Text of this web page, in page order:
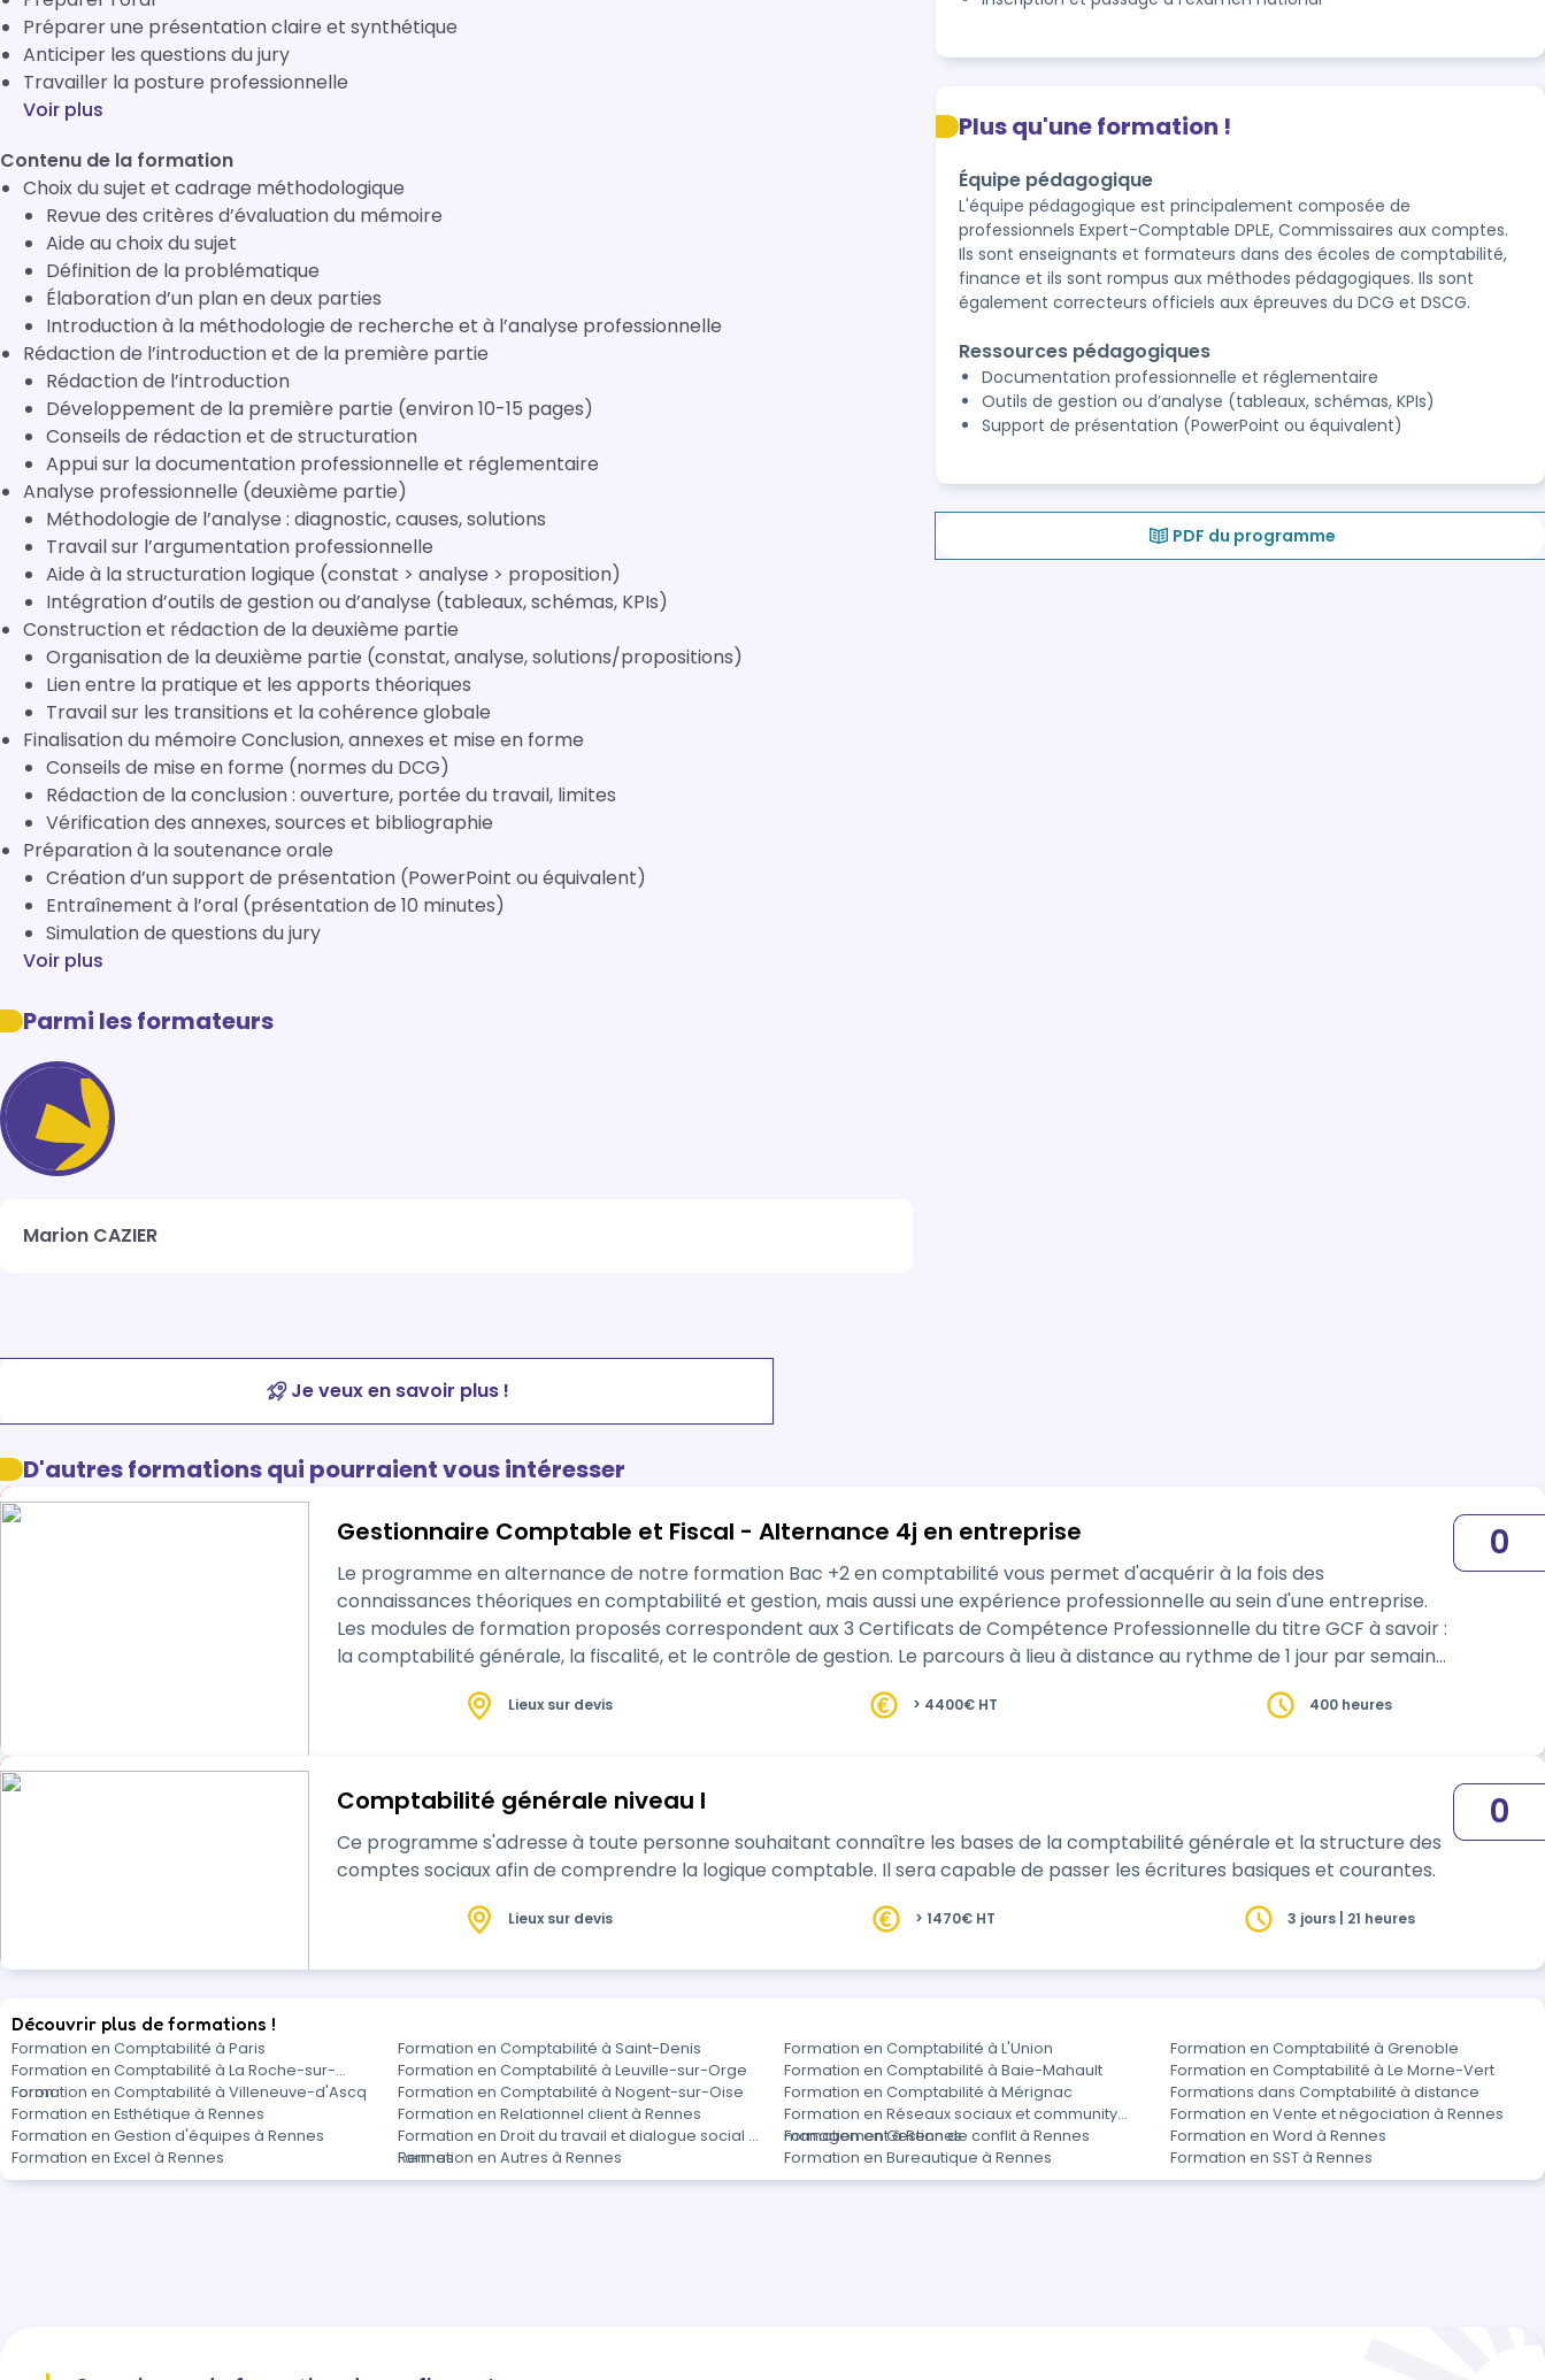
Préparer une présentation claire et synthétique
Anticiper les questions du jury
Travailler la posture professionnelle
Voir plus
Contenu de la formation
Choix du sujet et cadrage méthodologique
Revue des critères d’évaluation du mémoire
Aide au choix du sujet
Définition de la problématique
Élaboration d’un plan en deux parties
Introduction à la méthodologie de recherche et à l’analyse professionnelle
Rédaction de l’introduction et de la première partie
Rédaction de l’introduction
Développement de la première partie (environ 10-15 pages)
Conseils de rédaction et de structuration
Appui sur la documentation professionnelle et réglementaire
Analyse professionnelle (deuxième partie)
Méthodologie de l’analyse : diagnostic, causes, solutions
Travail sur l’argumentation professionnelle
Aide à la structuration logique (constat > analyse > proposition)
Intégration d’outils de gestion ou d’analyse (tableaux, schémas, KPIs)
Construction et rédaction de la deuxième partie
Organisation de la deuxième partie (constat, analyse, solutions/propositions)
Lien entre la pratique et les apports théoriques
Travail sur les transitions et la cohérence globale
Finalisation du mémoire Conclusion, annexes et mise en forme
Conseils de mise en forme (normes du DCG)
Rédaction de la conclusion : ouverture, portée du travail, limites
Vérification des annexes, sources et bibliographie
Préparation à la soutenance orale
Création d’un support de présentation (PowerPoint ou équivalent)
Entraînement à l’oral (présentation de 10 minutes)
Simulation de questions du jury
Voir plus
Parmi les formateurs
Marion CAZIER
Plus qu'une formation !
Équipe pédagogique
L'équipe pédagogique est principalement composée de
professionnels Expert-Comptable DPLE, Commissaires aux comptes.
Ils sont enseignants et formateurs dans des écoles de comptabilité,
finance et ils sont rompus aux méthodes pédagogiques. Ils sont
également correcteurs officiels aux épreuves du DCG et DSCG.
Ressources pédagogiques
Documentation professionnelle et réglementaire
Outils de gestion ou d’analyse (tableaux, schémas, KPIs)
Support de présentation (PowerPoint ou équivalent)
PDF du programme
Je veux en savoir plus !
D'autres formations qui pourraient vous intéresser
Gestionnaire Comptable et Fiscal - Alternance 4j en entreprise
Le programme en alternance de notre formation Bac +2 en comptabilité vous permet d'acquérir à la fois des
connaissances théoriques en comptabilité et gestion, mais aussi une expérience professionnelle au sein d'une entreprise.
Les modules de formation proposés correspondent aux 3 Certificats de Compétence Professionnelle du titre GCF à savoir :
la comptabilité générale, la fiscalité, et le contrôle de gestion. Le parcours à lieu à distance au rythme de 1 jour par semaine
0
Lieux sur devis > 4400€ HT 400 heures
Comptabilité générale niveau I
Ce programme s'adresse à toute personne souhaitant connaître les bases de la comptabilité générale et la structure des
comptes sociaux afin de comprendre la logique comptable. Il sera capable de passer les écritures basiques et courantes.
0
Lieux sur devis > 1470€ HT 3 jours | 21 heures
Découvrir plus de formations !
Formation en Comptabilité à Paris Formation en Comptabilité à Saint-Denis Formation en Comptabilité à L'Union
Formation en Comptabilité à Grenoble
Formation en Comptabilité à La Roche-sur-
Foron
Formation en Comptabilité à Leuville-sur-Orge Formation en Comptabilité à Baie-Mahault
Formation en Comptabilité à Le Morne-Vert
Formation en Comptabilité à Villeneuve-d'Ascq
Formation en Comptabilité à Nogent-sur-Oise Formation en Comptabilité à Mérignac
Formations dans Comptabilité à distance
Formation en Esthétique à Rennes
Formation en Relationnel client à Rennes
Formation en Réseaux sociaux et community
management à Rennes
Formation en Vente et négociation à Rennes
Formation en Gestion d'équipes à Rennes
Formation en Droit du travail et dialogue social à
Rennes
Formation en Gestion de conflit à Rennes
Formation en Word à Rennes
Formation en Excel à Rennes
Formation en Autres à Rennes Formation en Bureautique à Rennes Formation en SST à Rennes